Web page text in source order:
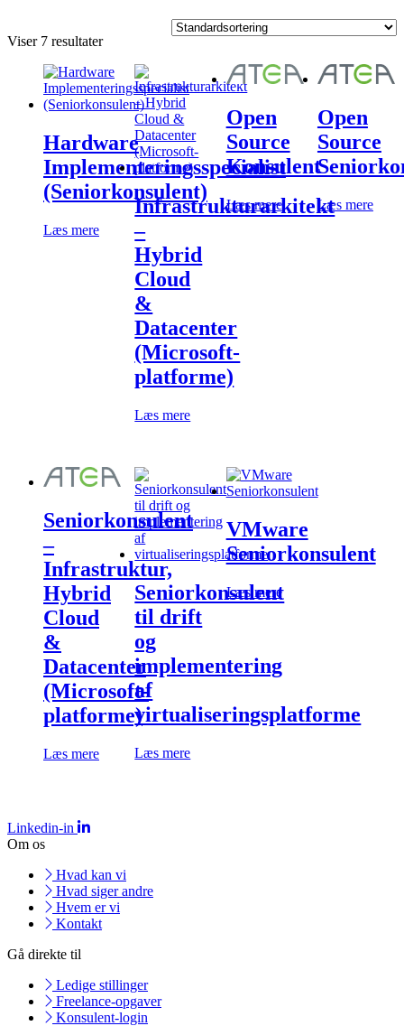
Viser 7 resultater
Hardware
Implementeringsspecialist
(Seniorkonsulent)
Læs mere
Infrastrukturarkitekt
–
Hybrid
Cloud
&
Datacenter
(Microsoft-
platforme)
Læs mere
Open
Source
Konsulent
Læs mere
Open
Source
Læs mere
Seniorkonsulent
–
Infrastruktur,
Hybrid
Cloud
&
Datacenter
(Microsoft-
platforme)
Læs mere
Seniorkonsulent
til drift
og
implementering
af
virtualiseringsplatforme
Læs mere
VMware
Seniorkonsulent
Læs mere
Linkedin-in
Om os
Hvad kan vi
Hvad siger andre
Hvem er vi
Kontakt
Gå direkte til
Ledige stillinger
Freelance-opgaver
Konsulent-login